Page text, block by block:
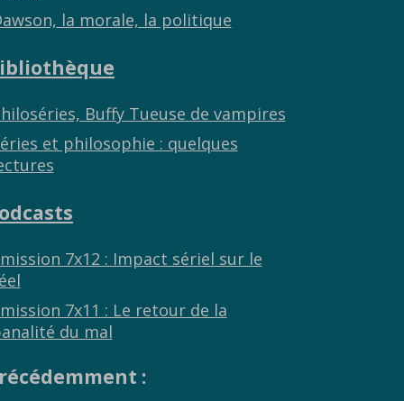
la morale, la politique
Buffy Tueuse de vampires
et philosophie : quelques
7x12 : Impact sériel sur le
7x11 : Le retour de la
du mal
: